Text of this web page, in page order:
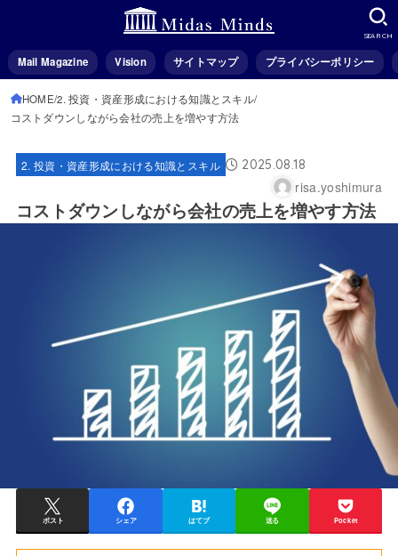
Mail Magazine Vision サイトマップ プライバシーポリシー
SEARCH
HOME 2. 投資・資産形成における知識とスキル
コストダウンしながら会社の売上を増やす方法
2. 投資・資産形成における知識とスキル 2025.08.18
risa.yoshimura
コストダウンしながら会社の売上を増やす方法
ポスト シェア はてブ 送る Pocket